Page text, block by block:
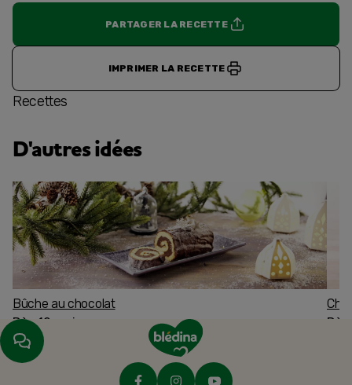
PARTAGER LA RECETTE
IMPRIMER LA RECETTE
Recettes
D'autres idées
Bûche au chocolat
Dès 12 mois